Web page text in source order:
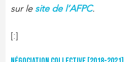
sur le site de l’AFPC.
[:]